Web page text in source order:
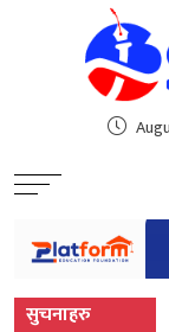
sweet bonanza
सुचनाहरु